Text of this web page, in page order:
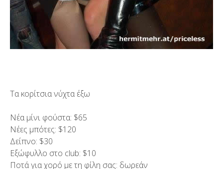
Τα κορίτσια νύχτα έξω
Νέα μίνι φούστα: $65
Νέες μπότες: $120
Δείπνο: $30
Εξώφυλλο στο club: $10
Ποτά για χορό με τη φίλη σας: δωρεάν